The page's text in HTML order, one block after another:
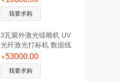
我要求购
3瓦紫外激光镭雕机 UV
光纤激光打标机 数据线
头紫光镭雕 塑
￥53000.00
我要求购